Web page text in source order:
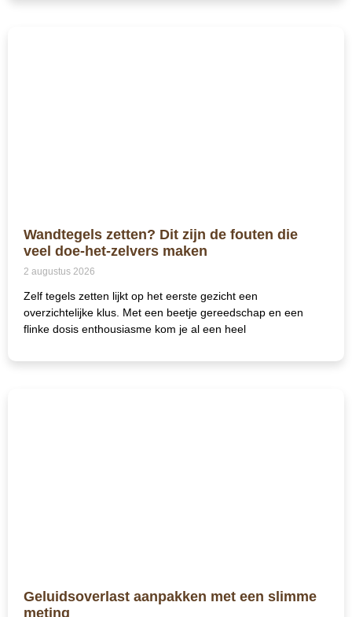
Wandtegels zetten? Dit zijn de fouten die
veel doe-het-zelvers maken
2 augustus 2026
Zelf tegels zetten lijkt op het eerste gezicht een
overzichtelijke klus. Met een beetje gereedschap en een
flinke dosis enthousiasme kom je al een heel
Geluidsoverlast aanpakken met een slimme
meting